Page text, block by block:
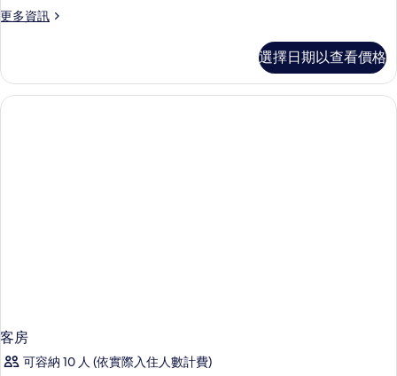
所
相
片
更多資訊
更
別
墅
的
選擇日期以查看價格
客房
可容納 10 人 (依實際入住人數計費)